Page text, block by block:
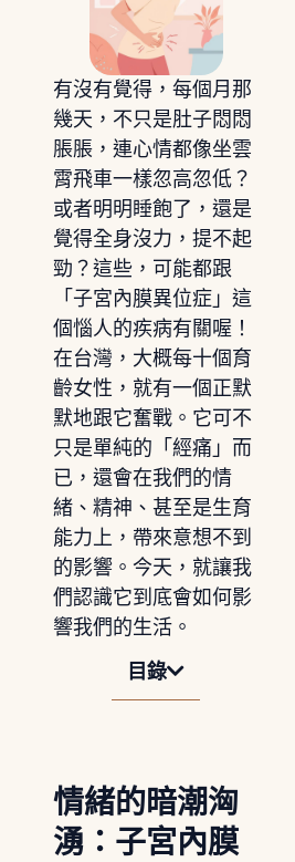
有沒有覺得，每個月那
幾天，不只是肚子悶悶
脹脹，連心情都像坐雲
霄飛車一樣忽高忽低？
或者明明睡飽了，還是
覺得全身沒力，提不起
勁？這些，可能都跟
「子宮內膜異位症」這
個惱人的疾病有關喔！
在台灣，大概每十個育
齡女性，就有一個正默
默地跟它奮戰。它可不
只是單純的「經痛」而
已，還會在我們的情
緒、精神、甚至是生育
能力上，帶來意想不到
的影響。今天，就讓我
們認識它到底會如何影
響我們的生活。
目錄
情緒的暗潮洶
湧：子宮內膜